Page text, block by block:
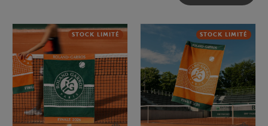
STOCK LIMITÉ STOCK LIMITÉ